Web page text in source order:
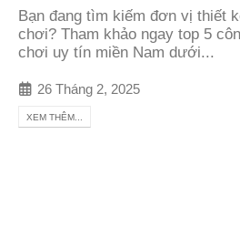
Bạn đang tìm kiếm đơn vị thiết
chơi? Tham khảo ngay top 5
chơi uy tín miền Nam dưới...
26 Tháng 2, 2025
XEM THÊM...